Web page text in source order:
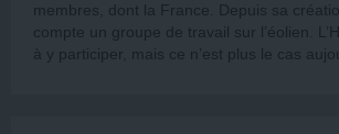
membres, dont la France. Depuis sa
compte un groupe de travail sur l’éolien.
à y participer, mais ce n’est plus le cas